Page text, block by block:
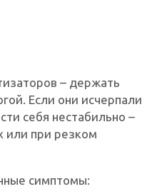
– держать
Если они исчерпали
себя нестабильно –
или при резком
симптомы: